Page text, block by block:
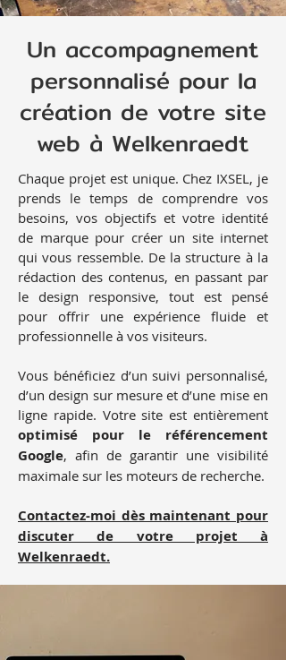
Un accompagnement
personnalisé pour la
création de votre site
web à Welkenraedt
Chaque projet est unique. Chez IXSEL, je
prends le temps de comprendre vos
besoins, vos objectifs et votre identité
de marque pour créer un site internet
qui vous ressemble. De la structure à la
rédaction des contenus, en passant par
le design responsive, tout est pensé
pour offrir une expérience fluide et
professionnelle à vos visiteurs.
Vous bénéficiez d’un suivi personnalisé,
d’un design sur mesure et d’une mise en
ligne rapide. Votre site est entièrement
optimisé pour le référencement
Google, afin de garantir une visibilité
maximale sur les moteurs de recherche.
Contactez-moi dès maintenant pour
discuter de votre projet à
Welkenraedt.